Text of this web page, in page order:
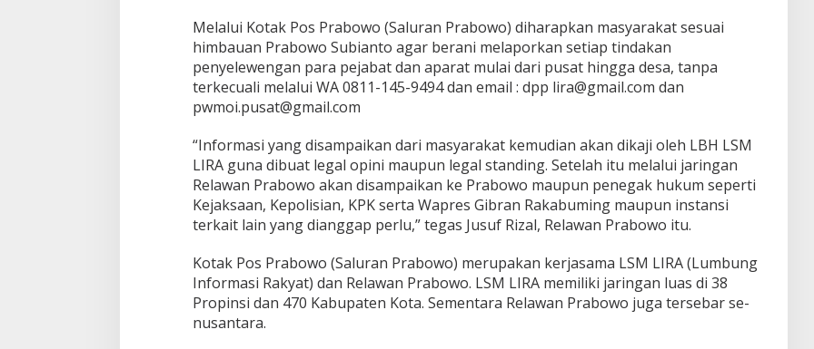
O
R
U
P
S
I
Melalui Kotak Pos Prabowo (Saluran Prabowo) diharapkan masyarakat sesuai
himbauan Prabowo Subianto agar berani melaporkan setiap tindakan
penyelewengan para pejabat dan aparat mulai dari pusat hingga desa, tanpa
terkecuali melalui WA 0811-145-9494 dan email : dpp lira@gmail.com dan
pwmoi.pusat@gmail.com
“Informasi yang disampaikan dari masyarakat kemudian akan dikaji oleh LBH LSM
LIRA guna dibuat legal opini maupun legal standing. Setelah itu melalui jaringan
Relawan Prabowo akan disampaikan ke Prabowo maupun penegak hukum seperti
Kejaksaan, Kepolisian, KPK serta Wapres Gibran Rakabuming maupun instansi
terkait lain yang dianggap perlu,” tegas Jusuf Rizal, Relawan Prabowo itu.
Kotak Pos Prabowo (Saluran Prabowo) merupakan kerjasama LSM LIRA (Lumbung
Informasi Rakyat) dan Relawan Prabowo. LSM LIRA memiliki jaringan luas di 38
Propinsi dan 470 Kabupaten Kota. Sementara Relawan Prabowo juga tersebar se-
nusantara.